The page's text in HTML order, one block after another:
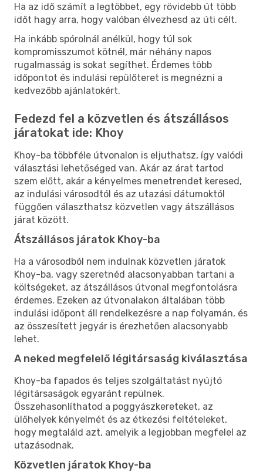
Ha az idő számít a legtöbbet, egy rövidebb út több
időt hagy arra, hogy valóban élvezhesd az úti célt.
Ha inkább spórolnál anélkül, hogy túl sok
kompromisszumot kötnél, már néhány napos
rugalmasság is sokat segíthet. Érdemes több
időpontot és indulási repülőteret is megnézni a
kedvezőbb ajánlatokért.
Fedezd fel a közvetlen és átszállásos
járatokat ide: Khoy
Khoy-ba többféle útvonalon is eljuthatsz, így valódi
választási lehetőséged van. Akár az árat tartod
szem előtt, akár a kényelmes menetrendet keresed,
az indulási városodtól és az utazási dátumoktól
függően választhatsz közvetlen vagy átszállásos
járat között.
Átszállásos járatok Khoy-ba
Ha a városodból nem indulnak közvetlen járatok
Khoy-ba, vagy szeretnéd alacsonyabban tartani a
költségeket, az átszállásos útvonal megfontolásra
érdemes. Ezeken az útvonalakon általában több
indulási időpont áll rendelkezésre a nap folyamán, és
az összesített jegyár is érezhetően alacsonyabb
lehet.
A neked megfelelő légitársaság kiválasztása
Khoy-ba fapados és teljes szolgáltatást nyújtó
légitársaságok egyaránt repülnek.
Összehasonlíthatod a poggyászkereteket, az
ülőhelyek kényelmét és az étkezési feltételeket,
hogy megtaláld azt, amelyik a legjobban megfelel az
utazásodnak.
Közvetlen járatok Khoy-ba